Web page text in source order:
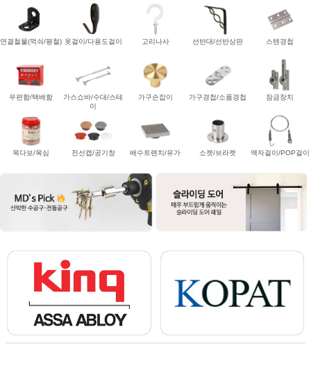
연결철물(꺽쇠/평철) 옷걸이/다용도걸이 고리나사 선반대/선반상판 스텐경첩
우편함/택배함
가스쇼바/수대/스테
이
가구손잡이 가구경첩/소품경첩 잠금장치
목다보/목심 전선캡/공기창 배수트렌치/유가 소켓/브라켓 액자걸이/POP걸이